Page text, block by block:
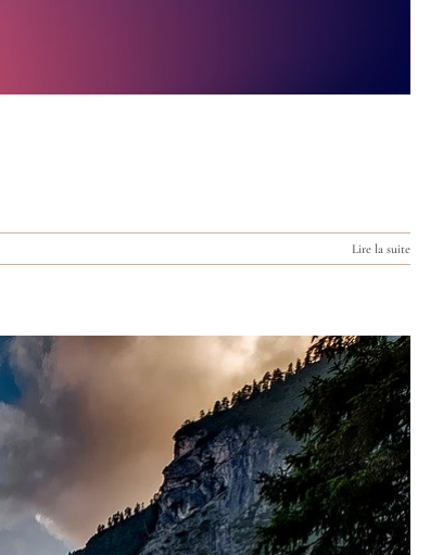
Lire la suite